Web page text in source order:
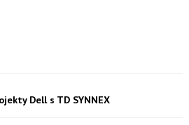
Dell s TD SYNNEX